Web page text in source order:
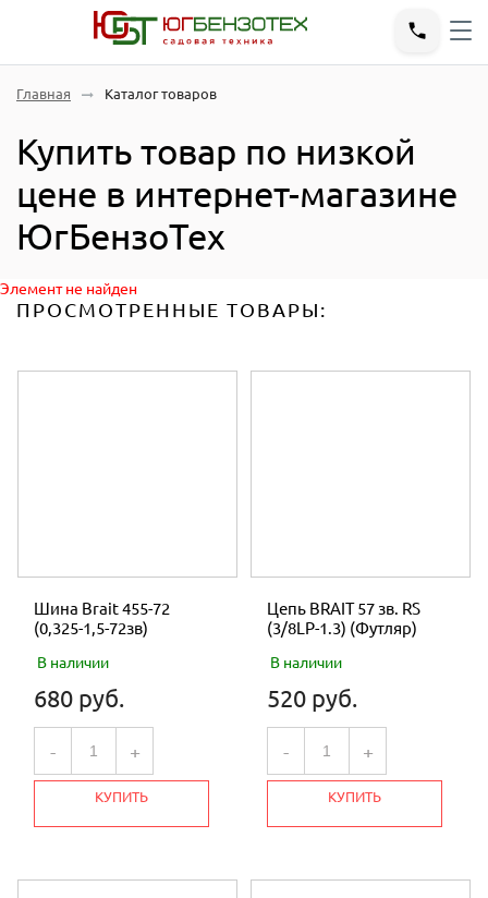
Главная Каталог товаров
Купить товар по низкой
цене в интернет-магазине
ЮгБензоТех
Элемент не найден
ПРОСМОТРЕННЫЕ ТОВАРЫ:
Шина Brait 455-72
(0,325-1,5-72зв)
В наличии
680 руб.
- +
КУПИТЬ
Цепь BRAIT 57 зв. RS
(3/8LP-1.3) (Футляр)
В наличии
520 руб.
- +
КУПИТЬ